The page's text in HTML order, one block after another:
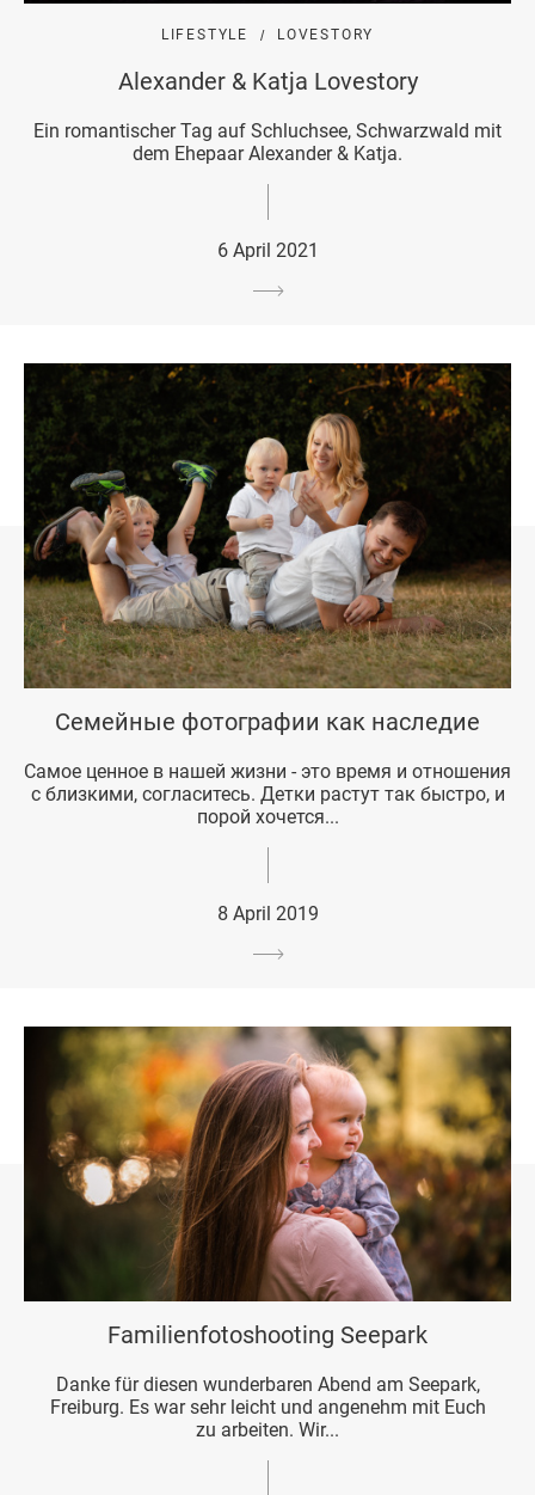
LIFESTYLE LOVESTORY
Alexander & Katja Lovestory
Ein romantischer Tag auf Schluchsee, Schwarzwald mit
dem Ehepaar Alexander & Katja.
6 April 2021
Семейные фотографии как наследие
Самое ценное в нашей жизни - это время и отношения
с близкими, согласитесь. Детки растут так быстро, и
порой хочется...
8 April 2019
Familienfotoshooting Seepark
Danke für diesen wunderbaren Abend am Seepark,
Freiburg. Es war sehr leicht und angenehm mit Euch
zu arbeiten. Wir...